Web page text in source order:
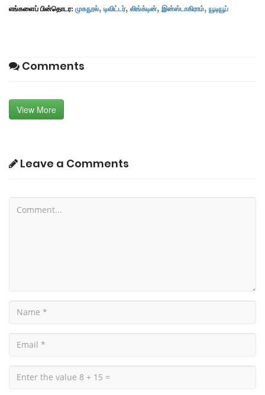
எங்களைப் பின்தொடர: முகநூல், டிவிட்டர், லிங்க்டின், இன்ஸ்டாகிராம், யூடியூப்
Comments
View More
Leave a Comments